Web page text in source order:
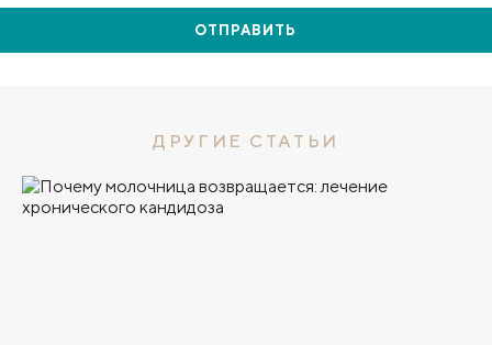
ОТПРАВИТЬ
ДРУГИЕ СТАТЬИ